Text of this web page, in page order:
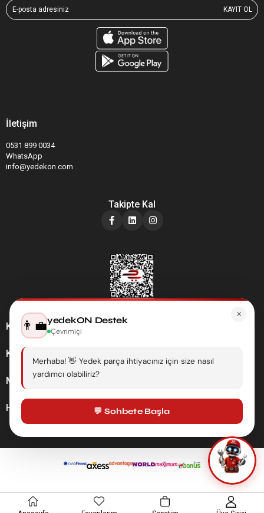
KAYIT OL
İletişim
0531 899 0034
WhatsApp
info@yedekon.com
Takipte Kal
Kategoriler
Kurumsal
Müşteri Hizmetleri
Hesabım
×
👨‍💼yedekON Destek
Çevrimiçi
Merhaba! 👋 Yedek parça ihtiyacınız için size nasıl
yardımcı olabiliriz?
💬 Sohbete Başla